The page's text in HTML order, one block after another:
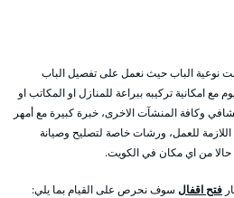
نوعية الباب حيث نعمل على تفصيل الباب
مع امكانية تركيبه ببراعة للمنازل او المكاتب او
وكافة المنشآت الاخرى، خبرة كبيرة مع أمهر
اللازمة للعمل، ورشات خاصة لتصليح وصيانة
حالا من اي مكان في الكويت.
فتح اقفال سوف نحرص على القيام بما يلي: